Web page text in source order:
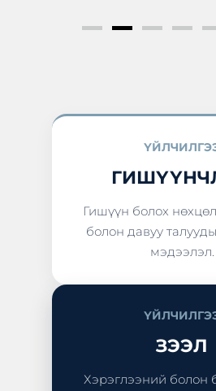
Гишүүн болох
болон давуу
мэдээлэл.
ЗЭЭЛ
Хэрэглээний болон